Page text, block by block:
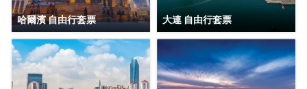
哈爾濱 自由行套票 大連 自由行套票